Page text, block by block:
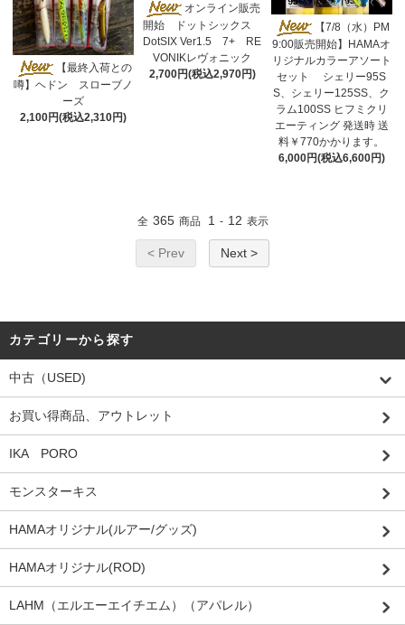
【最終入荷との
噂】ヘドン スローブノ
ーズ
2,100円(税込2,310円)
オンライン販売
開始 ドットシックス
DotSIX Ver1.5 7+ RE
VONIKレヴォニック
2,700円(税込2,970円)
【7/8（水）PM
9:00販売開始】HAMAオ
リジナルカラーアソート
セット シェリー95S
S、シェリー125SS、ク
ラム100SS ヒフミクリ
エーティング 発送時 送
料￥770かかります。
6,000円(税込6,600円)
全 365 商品 1 - 12 表示
< Prev Next >
カテゴリーから探す
中古（USED)
お買い得商品、アウトレット
IKA PORO
モンスターキス
HAMAオリジナル(ルアー/グッズ)
HAMAオリジナル(ROD)
LAHM（エルエーエイチエム）（アパレル）